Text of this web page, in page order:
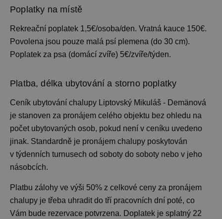
Poplatky na místě
Rekreační poplatek 1,5€/osoba/den. Vratná kauce 150€.
Povolena jsou pouze malá psí plemena (do 30 cm).
Poplatek za psa (domácí zvíře) 5€/zvíře/týden.
Platba, délka ubytování a storno poplatky
Ceník ubytování chalupy Liptovský Mikuláš - Demänová
je stanoven za pronájem celého objektu bez ohledu na
počet ubytovaných osob, pokud není v ceníku uvedeno
jinak. Standardně je pronájem chalupy poskytován
v týdenních turnusech od soboty do soboty nebo v jeho
násobcích.
Platbu zálohy ve výši 50% z celkové ceny za pronájem
chalupy je třeba uhradit do tří pracovních dní poté, co
Vám bude rezervace potvrzena. Doplatek je splatný 22